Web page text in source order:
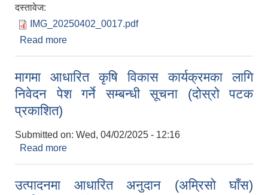
दस्तावेज:
IMG_20250402_0017.pdf
Read more
मागमा आधारित कृषि विकास कार्यक्रमका लागि
निवेदन पेश गर्ने सम्बन्धी सूचना (दोस्रो पटक
प्रकाशित)
Submitted on: Wed, 04/02/2025 - 12:16
Read more
उत्पादनमा आधारित अनुदान (अम्रिसो घाँस)